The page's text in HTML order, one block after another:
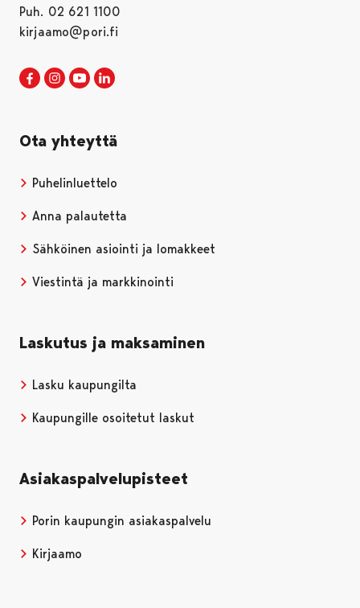
Puh. 02 621 1100
kirjaamo@pori.fi
Porin kaupunki Facebookissa
Avautuu uudessa välilehdessä
Porin kaupunki Instagramissa
Avautuu uudessa välilehdessä
Porin kaupunki Youtubessa
Avautuu uudessa välilehdessä
Ota yhteyttä
Puhelinluettelo
Anna palautetta
Sähköinen asiointi ja lomakkeet
Viestintä ja markkinointi
Laskutus ja maksaminen
Lasku kaupungilta
Kaupungille osoitetut laskut
Asiakaspalvelupisteet
Porin kaupungin asiakaspalvelu
Kirjaamo